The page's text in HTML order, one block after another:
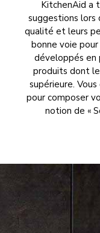
KitchenAid a
suggestions lors
qualité et leurs
bonne voie
développés en
produits dont
supérieure.
pour composer
notion de «